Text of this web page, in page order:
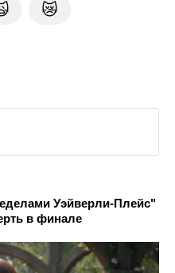
😿
Уэйверли-Плейс"
в финале